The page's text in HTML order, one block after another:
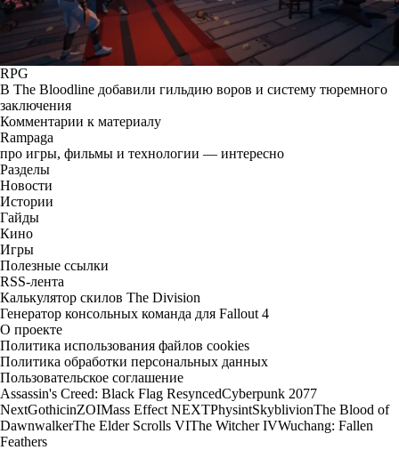
RPG
В The Bloodline добавили гильдию воров и систему тюремного
заключения
Комментарии к материалу
Rampaga
про игры, фильмы и технологии — интересно
Разделы
Новости
Истории
Гайды
Кино
Игры
Полезные ссылки
RSS-лента
Калькулятор скилов The Division
Генератор консольных команда для Fallout 4
О проекте
Политика использования файлов cookies
Политика обработки персональных данных
Пользовательское соглашение
Assassin's Creed: Black Flag ResyncedCyberpunk 2077
NextGothicinZOIMass Effect NEXTPhysintSkyblivionThe Blood of
DawnwalkerThe Elder Scrolls VIThe Witcher IVWuchang: Fallen
Feathers